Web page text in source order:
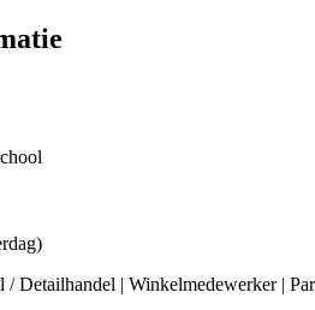
Detailhandel | Winkelmedewerker |